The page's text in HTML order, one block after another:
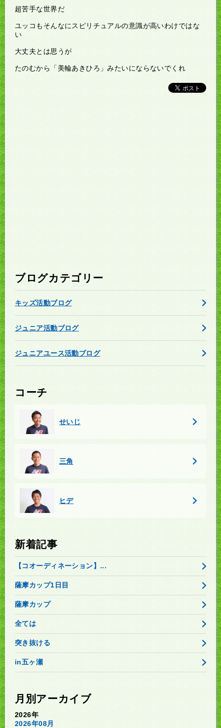
超苦手な世界だ
ユッコもそんなにスピリチュアルの意識が高いわけではな
い
大丈夫とは思うが
たのむから「美輪あきひろ」みたいにならないでくれ
ブログカテゴリー
キッズ活動ブログ
ジュニア活動ブログ
ジュニアユース活動ブログ
コーチ
せいじ
三角
ヒデ
新着記事
【コオーディネーション】...
薩摩カップ1日目
薩摩カップ
全ては
突き抜ける
in五ヶ瀬
月別アーカイブ
2026年
2026年08月